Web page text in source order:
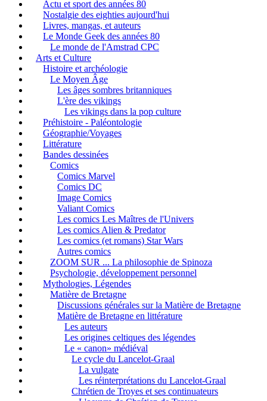
Actu et sport des années 80
Nostalgie des eighties aujourd'hui
Livres, mangas, et auteurs
Le Monde Geek des années 80
Le monde de l'Amstrad CPC
Arts et Culture
Histoire et archéologie
Le Moyen Âge
Les âges sombres britanniques
L'ère des vikings
Les vikings dans la pop culture
Préhistoire - Paléontologie
Géographie/Voyages
Littérature
Bandes dessinées
Comics
Comics Marvel
Comics DC
Image Comics
Valiant Comics
Les comics Les Maîtres de l'Univers
Les comics Alien & Predator
Les comics (et romans) Star Wars
Autres comics
ZOOM SUR ... La philosophie de Spinoza
Psychologie, développement personnel
Mythologies, Légendes
Matière de Bretagne
Discussions générales sur la Matière de Bretagne
Matière de Bretagne en littérature
Les auteurs
Les origines celtiques des légendes
Le « canon» médiéval
Le cycle du Lancelot-Graal
La vulgate
Les réinterprétations du Lancelot-Graal
Chrétien de Troyes et ses continuateurs